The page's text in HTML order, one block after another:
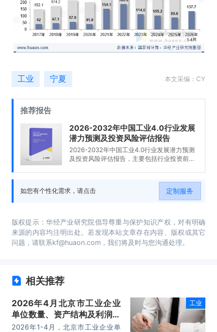
工业 宁夏 本文采编：CY
推荐报告
2026-2032年中国工业4.0行业发展
潜力预测及投资风险评估报告
2026-2032年中国工业4.0行业发展潜力预测
及投资风险评估报告，主要包括行业投资前
如您有个性化需求，请点击
定制服务
版权提示：华经产业研究院倡导尊重与保护知识产权，对有明确
来源的内容均注明出处。若发现本站文章存在内容、版权或其它
问题，请联系kf@huaon.com，我们将及时与您沟通处理。
相关推荐
2026年4月北京市工业企业
单位数量、资产结构及利润统
计分析
2026年1-4月，北京市工业企业单
工业